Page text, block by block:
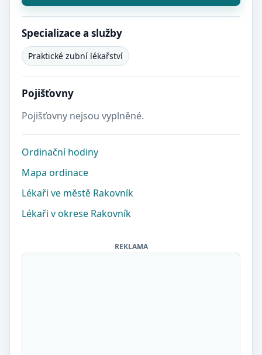
Specializace a služby
Praktické zubní lékařství
Pojišťovny
Pojišťovny nejsou vyplněné.
Ordinační hodiny
Mapa ordinace
Lékaři ve městě Rakovník
Lékaři v okrese Rakovník
REKLAMA